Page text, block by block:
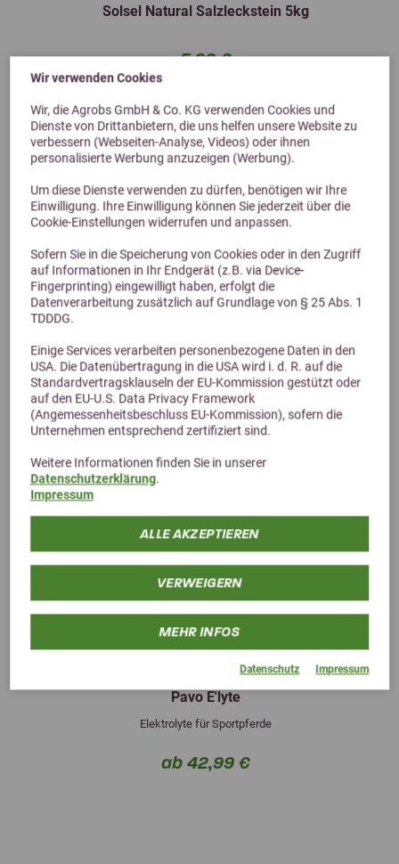
Wir verwenden Cookies
Wir, die Agrobs GmbH & Co. KG verwenden Cookies und
Dienste von Drittanbietern, die uns helfen unsere Website zu
verbessern (Webseiten-Analyse, Videos) oder ihnen
personalisierte Werbung anzuzeigen (Werbung).
Um diese Dienste verwenden zu dürfen, benötigen wir Ihre
Einwilligung. Ihre Einwilligung können Sie jederzeit über die
Cookie-Einstellungen widerrufen und anpassen.
Sofern Sie in die Speicherung von Cookies oder in den Zugriff
auf Informationen in Ihr Endgerät (z.B. via Device-
Fingerprinting) eingewilligt haben, erfolgt die
Datenverarbeitung zusätzlich auf Grundlage von § 25 Abs. 1
TDDDG.
Einige Services verarbeiten personenbezogene Daten in den
USA. Die Datenübertragung in die USA wird i. d. R. auf die
Standardvertragsklauseln der EU-Kommission gestützt oder
auf den EU-U.S. Data Privacy Framework
(Angemessenheitsbeschluss EU-Kommission), sofern die
Unternehmen entsprechend zertifiziert sind.
Weitere Informationen finden Sie in unserer
Datenschutzerklärung.
Impressum
ALLE AKZEPTIEREN
VERWEIGERN
MEHR INFOS
Datenschutz Impressum
Solsel Natural Salzleckstein 5kg
5,99 €
Alternative Produkte
4,3 (3 Bewertungen)
Pavo E'lyte
Elektrolyte für Sportpferde
ab 42,99 €